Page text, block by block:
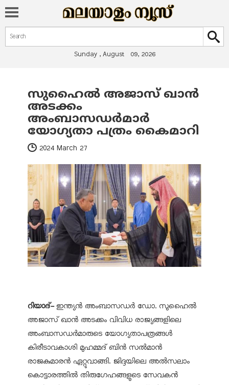
Search form
Search
Sunday , August 09, 2026
You are here
സുഹൈല്‍ അജാസ് ഖാന്‍
അടക്കം
അംബാസഡർമാർ
യോഗ്യതാ പത്രം കൈമാറി
2024 March 27
റിയാദ്- ഇന്ത്യന്‍ അംബാസഡര്‍ ഡോ. സുഹൈല്‍
അജാസ് ഖാന്‍ അടക്കം വിവിധ രാജ്യങ്ങളിലെ
അംബാസഡര്‍മാരുടെ യോഗ്യതാപത്രങ്ങള്‍
കിരീടാവകാശി മുഹമ്മദ് ബിന്‍ സല്‍മാന്‍
രാജകുമാരന്‍ ഏറ്റുവാങ്ങി. ജിദ്ദയിലെ അല്‍സലാം
കൊട്ടാരത്തില്‍ തിരുഗേഹങ്ങളുടെ സേവകന്‍